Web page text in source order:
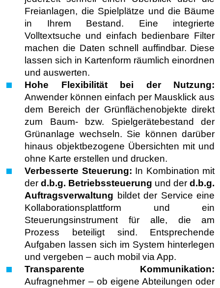
Freianlagen, die Spielplätze und die Bäume
in Ihrem Bestand. Eine integrierte
Volltextsuche und einfach bedienbare Filter
machen die Daten schnell auffindbar. Diese
lassen sich in Kartenform räumlich einordnen
und auswerten.
Hohe Flexibilität bei der Nutzung:
Anwender können einfach per Mausklick aus
dem Bereich der Grünflächenobjekte direkt
zum Baum- bzw. Spielgerätebestand der
Grünanlage wechseln. Sie können darüber
hinaus objektbezogene Übersichten mit und
ohne Karte erstellen und drucken.
Verbesserte Steuerung: In Kombination mit
derd.b.g. Betriebssteuerung und derd.b.g.
Auftragsverwaltung bildet der Service eine
Kollaborationsplattform und ein
Steuerungsinstrument für alle, die am
Prozess beteiligt sind. Entsprechende
Aufgaben lassen sich im System hinterlegen
und vergeben – auch mobil via App.
Transparente Kommunikation:
Aufragnehmer – ob eigene Abteilungen oder